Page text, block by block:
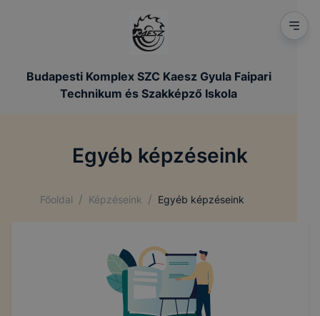
Budapesti Komplex SZC Kaesz Gyula Faipari
Technikum és Szakképző Iskola
Egyéb képzéseink
Főoldal / Képzéseink / Egyéb képzéseink